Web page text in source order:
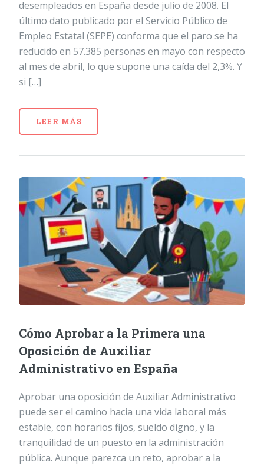
desempleados en España desde julio de 2008. El
último dato publicado por el Servicio Público de
Empleo Estatal (SEPE) conforma que el paro se ha
reducido en 57.385 personas en mayo con respecto
al mes de abril, lo que supone una caída del 2,3%. Y
si […]
LEER MÁS
Cómo Aprobar a la Primera una
Oposición de Auxiliar
Administrativo en España
Aprobar una oposición de Auxiliar Administrativo
puede ser el camino hacia una vida laboral más
estable, con horarios fijos, sueldo digno, y la
tranquilidad de un puesto en la administración
pública. Aunque parezca un reto, aprobar a la